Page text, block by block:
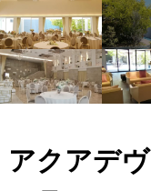
アクアデ